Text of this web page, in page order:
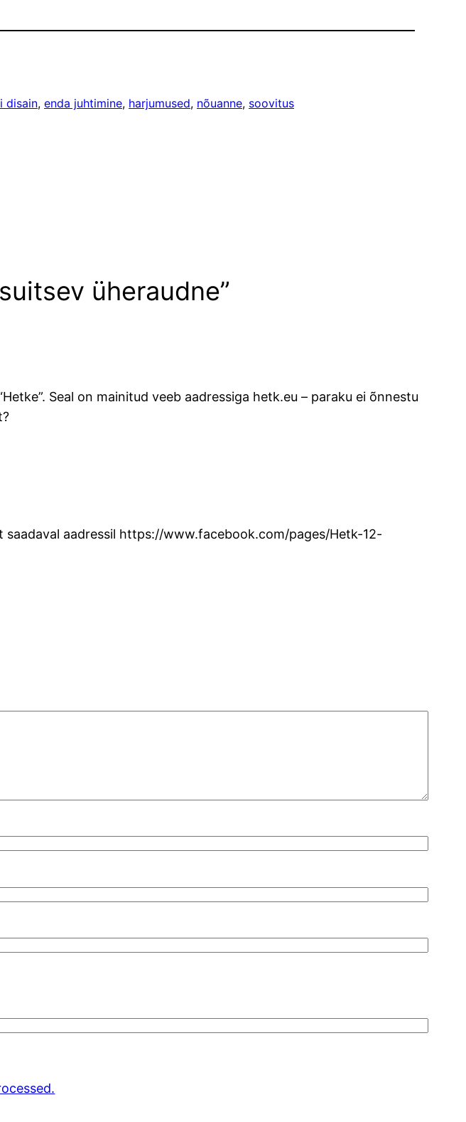
disain, enda juhtimine, harjumused, nõuanne, soovitus
üheraudne”
Seal on mainitud veeb aadressiga hetk.eu – paraku ei õnnestu
aadressil https://www.facebook.com/pages/Hetk-12-